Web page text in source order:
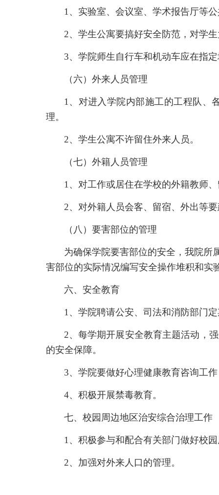
1 、实验室、会议室、学术报告厅等
2、学生公寓要搞好安全防范，对学
3、学院师生自行车和机动车应在指
（六）外来人员管理
1 、对进入学院内部施工的工程队、
理。
2、学生公寓不许留住外来人员。
（七）外籍人员管理
1 、对工作或居住在学校的外籍教师
2、对外籍人员会客、留宿、外出等
（八）要害部位的管理
为确保学院要害部位的安全，我院所
害部位的实际情况编写安全操作堆积和实
六、安全教育
1 、学院聘请公安、司法和消防部门
2、每学期开展安全教育主题活动，
的安全保障。
3、学院要做好心理健康教育咨询工
4、积极开展禁毒教育。
七、校园周边地区治安综合治理工作
1 、积极参与和配合有关部门做好校
2、加强对外来人口的管理。